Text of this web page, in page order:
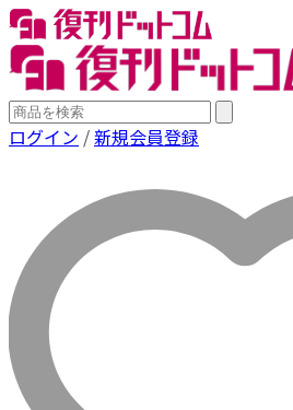
ログイン /新規会員登録